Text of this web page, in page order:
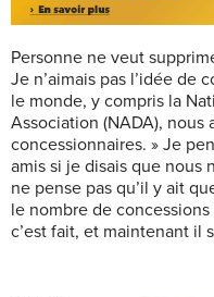
Personne ne veut
Je n’aimais pas l’idée de
le monde, y compris la
Association (NADA), nous
concessionnaires. » Je
amis si je disais que nous
ne pense pas qu’il y ait
le nombre de
c’est fait, et maintenant il